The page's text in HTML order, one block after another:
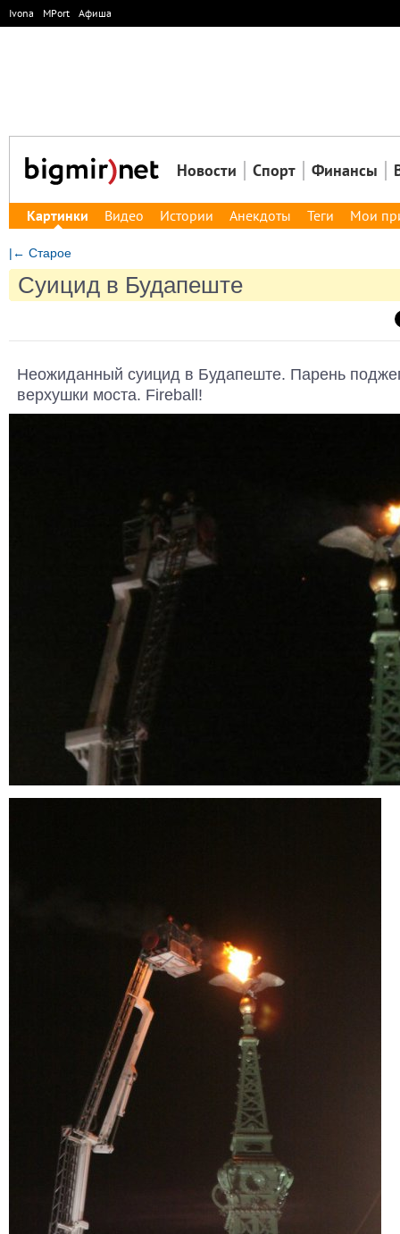
Ivona MPort Афиша
Новости Спорт Финансы
Картинки Видео Истории Анекдоты Теги Мои
|← Старое
Суицид в Будапеште
Неожиданный суицид в Будапеште. Парень
верхушки моста. Fireball!